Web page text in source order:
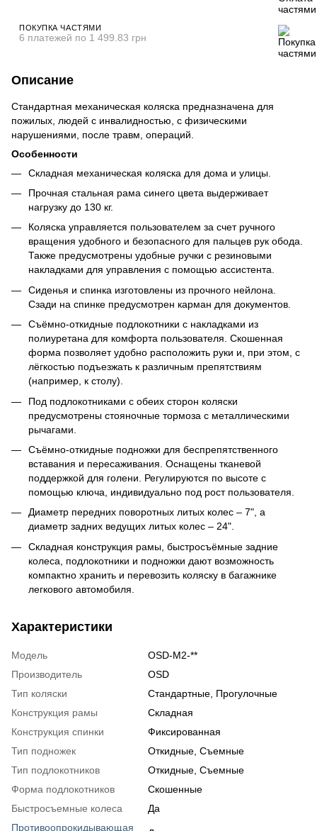
ПОКУПКА ЧАСТЯМИ
6 платежей по 1 499.83 грн
Описание
Стандартная механическая коляска предназначена для
пожилых, людей с инвалидностью, с физическими
нарушениями, после травм, операций.
Особенности
Складная механическая коляска для дома и улицы.
Прочная стальная рама синего цвета выдерживает
нагрузку до 130 кг.
Коляска управляется пользователем за счет ручного
вращения удобного и безопасного для пальцев рук обода.
Также предусмотрены удобные ручки с резиновыми
накладками для управления с помощью ассистента.
Сиденья и спинка изготовлены из прочного нейлона.
Сзади на спинке предусмотрен карман для документов.
Съёмно-откидные подлокотники с накладками из
полиуретана для комфорта пользователя. Скошенная
форма позволяет удобно расположить руки и, при этом, с
лёгкостью подъезжать к различным препятствиям
(например, к столу).
Под подлокотниками с обеих сторон коляски
предусмотрены стояночные тормоза с металлическими
рычагами.
Съёмно-откидные подножки для беспрепятственного
вставания и пересаживания. Оснащены тканевой
поддержкой для голени. Регулируются по высоте с
помощью ключа, индивидуально под рост пользователя.
Диаметр передних поворотных литых колес – 7", а
диаметр задних ведущих литых колес – 24".
Складная конструкция рамы, быстросъёмные задние
колеса, подлокотники и подножки дают возможность
компактно хранить и перевозить коляску в багажнике
легкового автомобиля.
Характеристики
Модель
OSD-M2-**
Производитель
OSD
Тип коляски
Стандартные Прогулочные
Конструкция рамы
Складная
Конструкция спинки
Фиксированная
Тип подножек
Откидные Съемные
Тип подлокотников
Откидные Съемные
Форма подлокотников
Скошенные
Быстросъемные колеса
Да
Противоопрокидывающая